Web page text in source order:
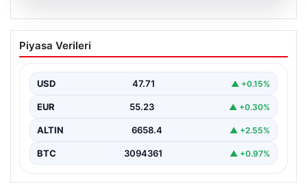
06.08.2026
Çanakkale’de böcek ilaçlaması felakete
dönüştü. Yusuf öldü, annesi yoğun
{"title": "Çanakkale'de Böcek İlaçlaması Felakete
"Çanakkale’nin Barbaros…
Piyasa Verileri
USD 47.71 ▲ +0.15%
EUR 55.23 ▲ +0.30%
ALTIN 6658.4 ▲ +2.55%
BTC 3094361 ▲ +0.97%